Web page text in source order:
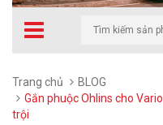
Trang chủ
BLOG
Gắn phuộc Ohlins cho
trội